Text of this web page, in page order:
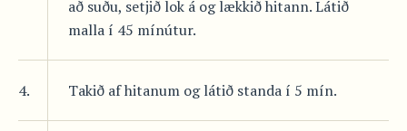
að suðu, setjið lok á og lækkið hitann. Látið
malla í 45 mínútur.
4. Takið af hitanum og látið standa í 5 mín.